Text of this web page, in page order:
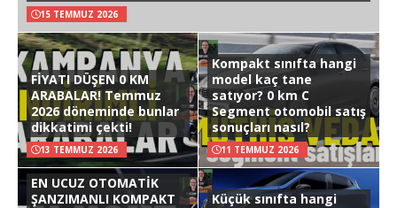
15 TEMMUZ 2026
FİYATI DÜŞEN 0 KM
ARABALAR! Temmuz
2026 döneminde bunlar
dikkatimi çekti!
13 TEMMUZ 2026
Kompakt sınıfta hangi
model kaç tane
satıyor? 0 km C
Segment otomobil satış
sonuçları nasıl?
11 TEMMUZ 2026
EN UCUZ OTOMATİK
ŞANZIMANLI KOMPAKT
Küçük sınıfta hangi